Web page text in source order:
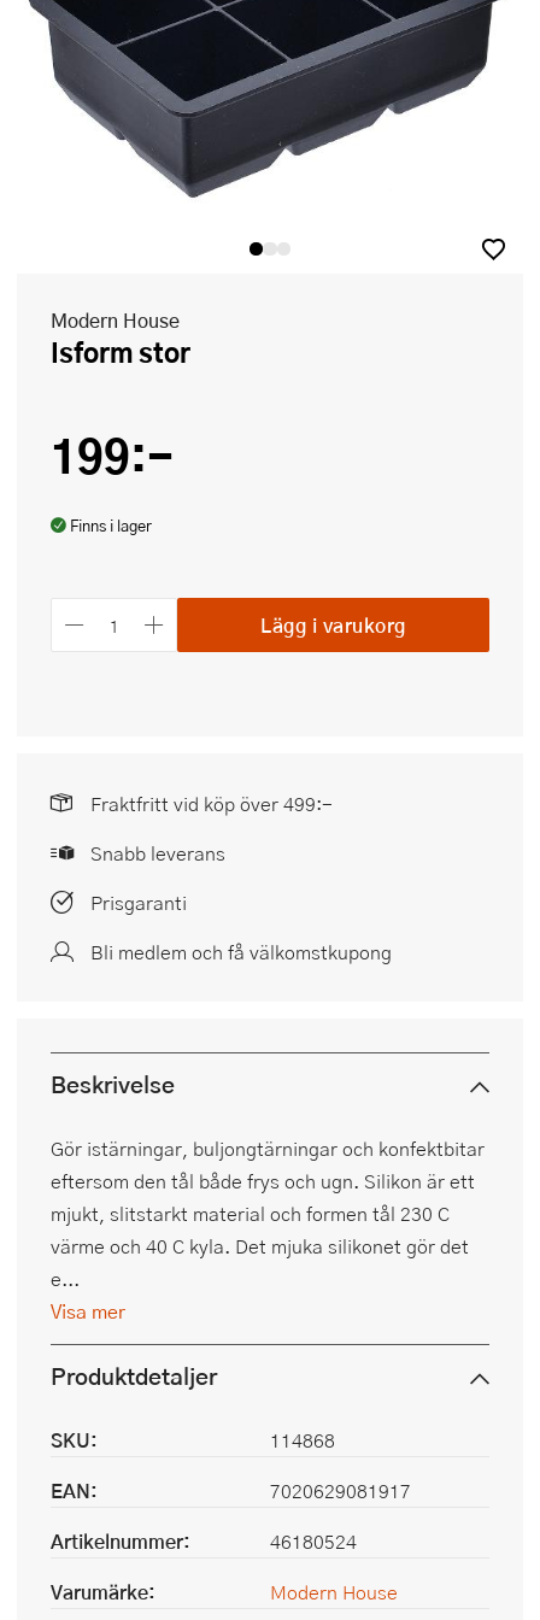
Modern House
Isform stor
199:-
Finns i lager
Lägg i varukorg
Fraktfritt vid köp över 499:-
Snabb leverans
Prisgaranti
Bli medlem och få välkomstkupong
Beskrivelse
Gör istärningar, buljongtärningar och konfektbitar
eftersom den tål både frys och ugn. Silikon är ett
mjukt, slitstarkt material och formen tål 230 C
värme och 40 C kyla. Det mjuka silikonet gör det
e...
Visa mer
Produktdetaljer
SKU:
114868
EAN:
7020629081917
Artikelnummer:
46180524
Varumärke:
Modern House